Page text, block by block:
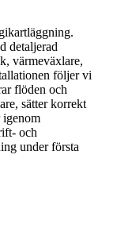
detaljerad
värmeväxlare,
följer vi
flöden och
sätter korrekt
igenom
och
under första